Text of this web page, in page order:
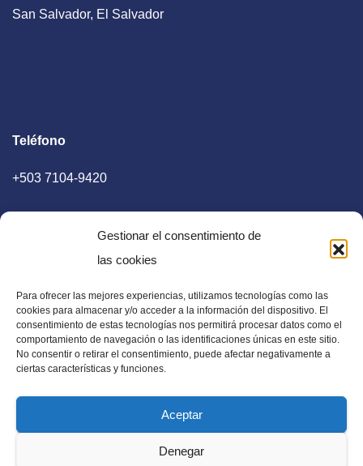
Gestionar el consentimiento de
las cookies
Para ofrecer las mejores experiencias, utilizamos tecnologías como las
cookies para almacenar y/o acceder a la información del dispositivo. El
consentimiento de estas tecnologías nos permitirá procesar datos como el
comportamiento de navegación o las identificaciones únicas en este sitio.
No consentir o retirar el consentimiento, puede afectar negativamente a
ciertas características y funciones.
Aceptar
Denegar
San Salvador, El Salvador
Teléfono
+503 7104-9420
E-mail
diaadia.redaccion@gmail.com